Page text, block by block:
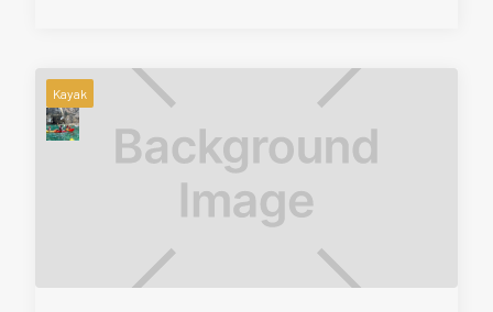
Kayak